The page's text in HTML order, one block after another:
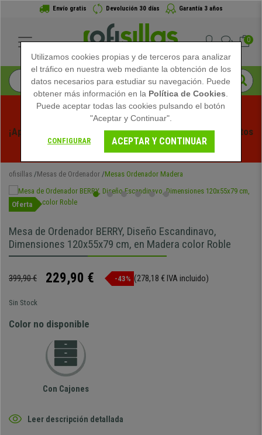
Envío gratis Devolución 30 días Garantía 3 años
0
¡Aprovecha las Rebajas de Verano en Ofisillas! Descuentos
Exclusivos por Tiempo Limitado - Ver Promo
ofisillas Mesas de Ordenador Mesas Ordenador Madera
Oferta
Mesa de Ordenador BERRY, Diseño Escandinavo,
Dimensiones 120x55x79 cm, en Madera color Roble
399,90 € 229,90 € -43% (278,18 € IVA incluido)
Sin Stock
Color no disponible
Con Cajones
Leer descripción detallada
Utilizamos cookies propias y de terceros para analizar
el tráfico en nuestra web mediante la obtención de los
datos necesarios para estudiar su navegación. Puede
obtener más información en la Política de Cookies
Puede aceptar todas las cookies pulsando el botón
"Aceptar y Continuar".
CONFIGURAR ACEPTAR Y CONTINUAR